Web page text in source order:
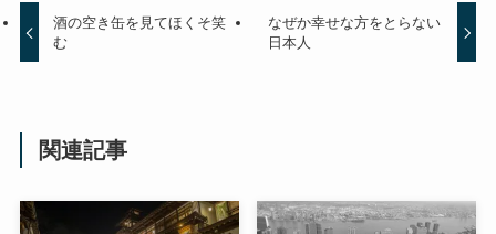
酒の空き缶を見てほくそ笑
む
なぜか幸せな方をとらない
日本人
関連記事